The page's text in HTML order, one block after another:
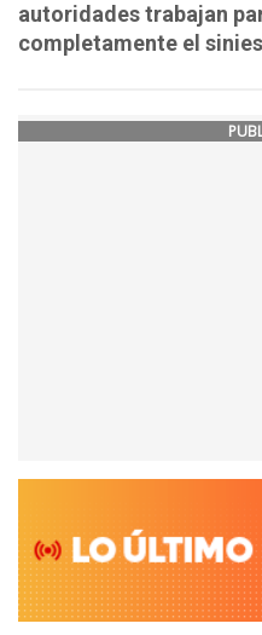
autoridades trabajan
completamente el